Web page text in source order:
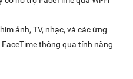
ảnh, TV, nhạc, và các ứng
thông qua tính năng